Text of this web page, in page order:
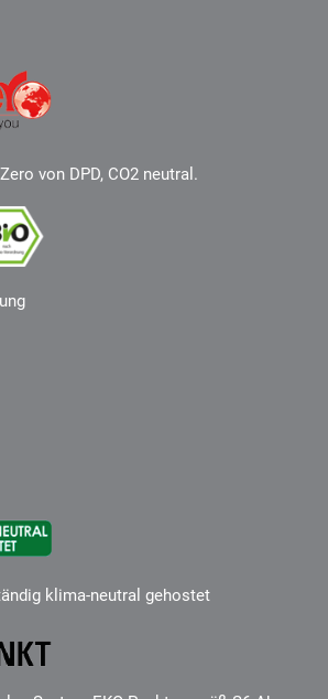
von DPD, CO2 neutral.
klima-neutral gehostet